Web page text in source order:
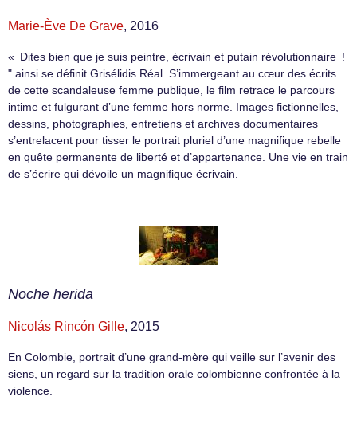
Marie-Ève De Grave, 2016
« Dites bien que je suis peintre, écrivain et putain révolutionnaire !
" ainsi se définit Grisélidis Réal. S’immergeant au cœur des écrits
de cette scandaleuse femme publique, le film retrace le parcours
intime et fulgurant d’une femme hors norme. Images fictionnelles,
dessins, photographies, entretiens et archives documentaires
s’entrelacent pour tisser le portrait pluriel d’une magnifique rebelle
en quête permanente de liberté et d’appartenance. Une vie en train
de s’écrire qui dévoile un magnifique écrivain.
Noche herida
Nicolás Rincón Gille, 2015
En Colombie, portrait d’une grand-mère qui veille sur l’avenir des
siens, un regard sur la tradition orale colombienne confrontée à la
violence.